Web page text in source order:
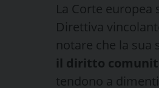
La Corte
Direttiva
notare che la sua
il diritto
tendono a